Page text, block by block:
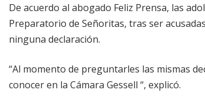
De acuerdo al abogado Feliz Prensa, las
Preparatorio de Señoritas, tras ser
ninguna declaración.
“Al momento de preguntarles las mismas
conocer en la Cámara Gessell “, explicó.